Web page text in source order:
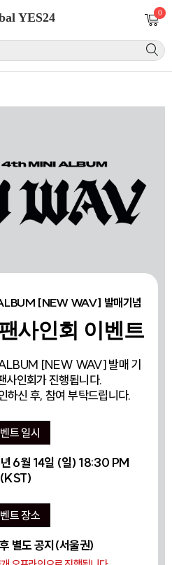
YES24 0
[NEW WAV] 발매기념
사인회 이벤트
[NEW WAV] 발매 기
사인회가 진행됩니다.
하신 후, 참여 부탁드립니다.
트 일시
6월 14일 (일) 18:30 PM
(KST)
트 장소
별도 공지(서울권)